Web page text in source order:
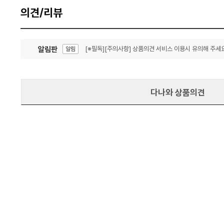
의견/리뷰
알림판 알림 [※필독][주의사항] 상품의견 서비스 이용시 유의해 주세
다나와 상품의견